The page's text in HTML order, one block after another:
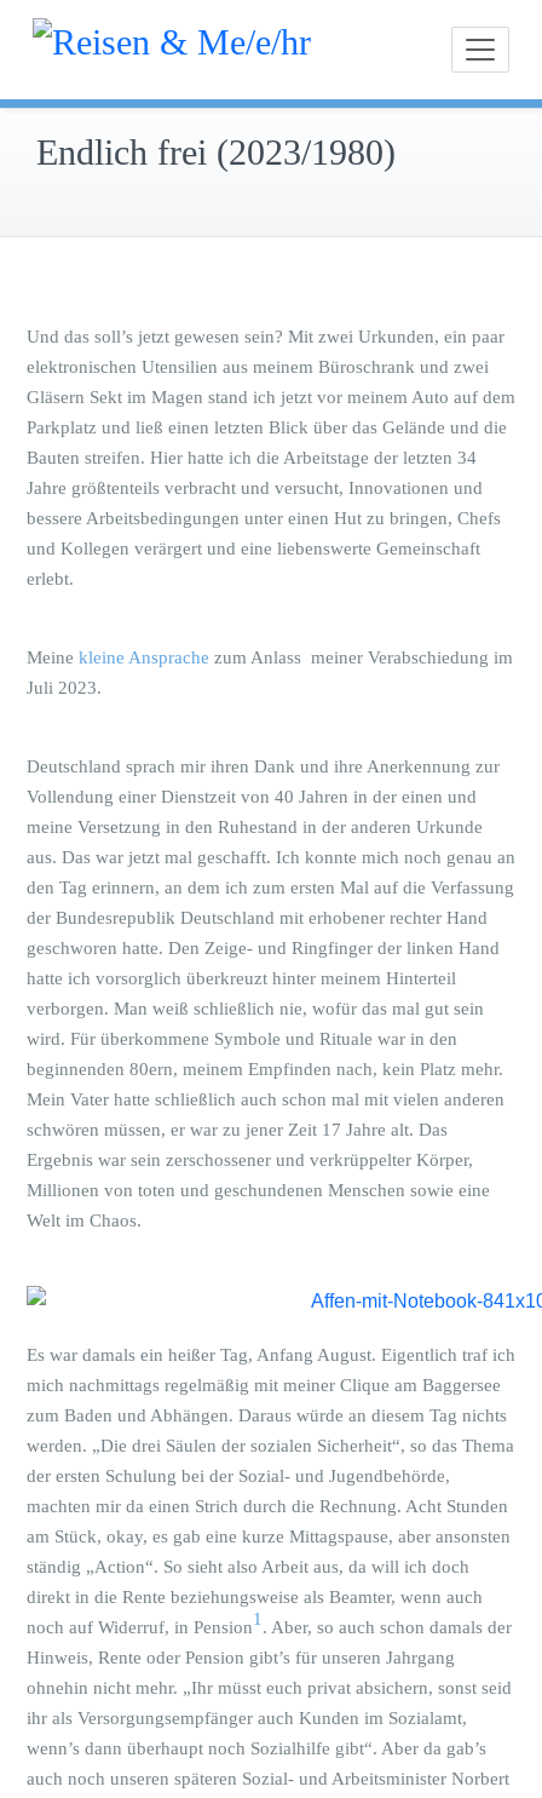
springen
Zum
und
Endlich frei (2023/1980)
Und das soll’s jetzt gewesen sein? Mit zwei Urkunden, ein paar
elektronischen Utensilien aus meinem Büroschrank und zwei
Gläsern Sekt im Magen stand ich jetzt vor meinem Auto auf dem
Parkplatz und ließ einen letzten Blick über das Gelände und die
Bauten streifen. Hier hatte ich die Arbeitstage der letzten 34
Jahre größtenteils verbracht und versucht, Innovationen und
bessere Arbeitsbedingungen unter einen Hut zu bringen, Chefs
und Kollegen verärgert und eine liebenswerte Gemeinschaft
erlebt.
Meine kleine Ansprache zum Anlass meiner Verabschiedung im
Juli 2023.
Deutschland sprach mir ihren Dank und ihre Anerkennung zur
Vollendung einer Dienstzeit von 40 Jahren in der einen und
meine Versetzung in den Ruhestand in der anderen Urkunde
aus. Das war jetzt mal geschafft. Ich konnte mich noch genau an
den Tag erinnern, an dem ich zum ersten Mal auf die Verfassung
der Bundesrepublik Deutschland mit erhobener rechter Hand
geschworen hatte. Den Zeige- und Ringfinger der linken Hand
hatte ich vorsorglich überkreuzt hinter meinem Hinterteil
verborgen. Man weiß schließlich nie, wofür das mal gut sein
wird. Für überkommene Symbole und Rituale war in den
beginnenden 80ern, meinem Empfinden nach, kein Platz mehr.
Mein Vater hatte schließlich auch schon mal mit vielen anderen
schwören müssen, er war zu jener Zeit 17 Jahre alt. Das
Ergebnis war sein zerschossener und verkrüppelter Körper,
Millionen von toten und geschundenen Menschen sowie eine
Welt im Chaos.
Es war damals ein heißer Tag, Anfang August. Eigentlich traf ich
mich nachmittags regelmäßig mit meiner Clique am Baggersee
zum Baden und Abhängen. Daraus würde an diesem Tag nichts
werden. „Die drei Säulen der sozialen Sicherheit“, so das Thema
der ersten Schulung bei der Sozial- und Jugendbehörde,
machten mir da einen Strich durch die Rechnung. Acht Stunden
am Stück, okay, es gab eine kurze Mittagspause, aber ansonsten
ständig „Action“. So sieht also Arbeit aus, da will ich doch
direkt in die Rente beziehungsweise als Beamter, wenn auch
noch auf Widerruf, in Pension1 . Aber, so auch schon damals der
Hinweis, Rente oder Pension gibt’s für unseren Jahrgang
ohnehin nicht mehr. „Ihr müsst euch privat absichern, sonst seid
ihr als Versorgungsempfänger auch Kunden im Sozialamt,
wenn’s dann überhaupt noch Sozialhilfe gibt“. Aber da gab’s
auch noch unseren späteren Sozial- und Arbeitsminister Norbert